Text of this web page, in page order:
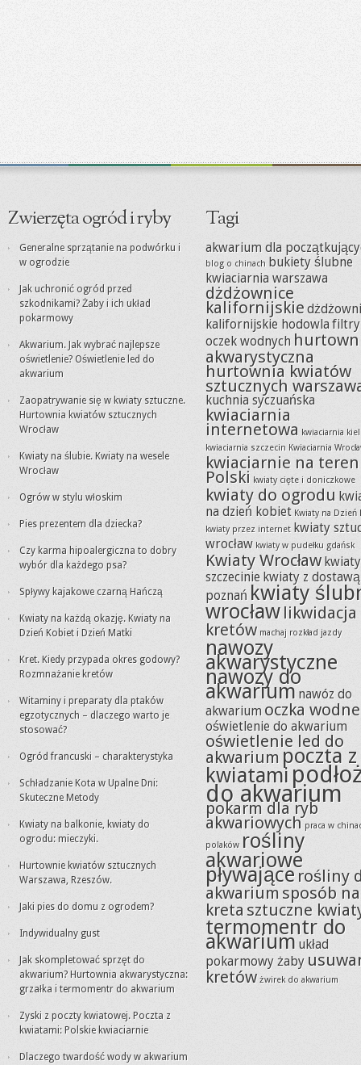
Zwierzęta ogród i ryby
Generalne sprzątanie na podwórku i
w ogrodzie
Jak uchronić ogród przed
szkodnikami? Żaby i ich układ
pokarmowy
Akwarium. Jak wybrać najlepsze
oświetlenie? Oświetlenie led do
akwarium
Zaopatrywanie się w kwiaty sztuczne.
Hurtownia kwiatów sztucznych
Wrocław
Kwiaty na ślubie. Kwiaty na wesele
Wrocław
Ogrów w stylu włoskim
Pies prezentem dla dziecka?
Czy karma hipoalergiczna to dobry
wybór dla każdego psa?
Spływy kajakowe czarną Hańczą
Kwiaty na każdą okazję. Kwiaty na
Dzień Kobiet i Dzień Matki
Kret. Kiedy przypada okres godowy?
Rozmnażanie kretów
Witaminy i preparaty dla ptaków
egzotycznych – dlaczego warto je
stosować?
Ogród francuski – charakterystyka
Schładzanie Kota w Upalne Dni:
Skuteczne Metody
Kwiaty na balkonie, kwiaty do
ogrodu: mieczyki.
Hurtownie kwiatów sztucznych
Warszawa, Rzeszów.
Jaki pies do domu z ogrodem?
Indywidualny gust
Jak skompletować sprzęt do
akwarium? Hurtownia akwarystyczna:
grzałka i termomentr do akwarium
Zyski z poczty kwiatowej. Poczta z
kwiatami: Polskie kwiaciarnie
Dlaczego twardość wody w akwarium
Tagi
akwarium dla
blog o chinach bukiety ślubne
kwiaciarnia warszawa
dżdżownice
kalifornijskie
kalifornijskie hodowla filtry
oczek wodnych
akwarystyczna
hurtownia kwiatów
sztucznych
kuchnia syczuańska
kwiaciarnia
internetowa kwiaciarnia
kwiaciarnia szczecin Kwiaciarnia
kwiaciarnie na
Polski kwiaty cięte i doniczkowe
kwiaty do ogrodu
na dzień kobiet Kwiaty na Dzień
kwiaty przez internet kwiaty
wrocław kwiaty w pudełku gdańsk
Kwiaty Wrocław
szczecinie kwiaty z dostawą
poznań kwiaty
wrocław likwidacja
kretów machaj rozkład jazdy
nawozy
akwarystyczne
nawozy do
akwarium nawóz do
akwarium oczka wodne
oświetlenie do akwarium
oświetlenie led do
akwarium poczta z
kwiatami
do akwarium
pokarm dla ryb
akwariowych praca w
polaków rośliny
akwariowe
pływające rośliny
akwarium sposób na
kreta sztuczne
termomentr do
akwarium układ
pokarmowy żaby
kretów żwirek do akwarium